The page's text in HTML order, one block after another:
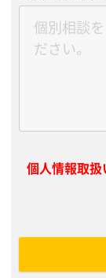
個人情報取扱